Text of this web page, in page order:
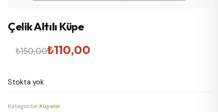
Çelik Altılı Küpe
₺150,00
Orijinal
₺150,00.
₺110,00
Şu
fiyat:
₺110,00.
Stokta yok
Kategoriler:Küpeler